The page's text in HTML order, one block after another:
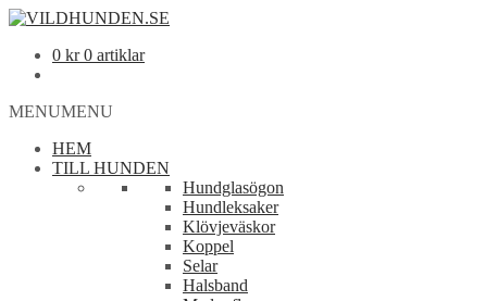
0 kr 0 artiklar
MENUMENU
HEM
TILL HUNDEN
Hundglasögon
Hundleksaker
Klövjeväskor
Koppel
Selar
Halsband